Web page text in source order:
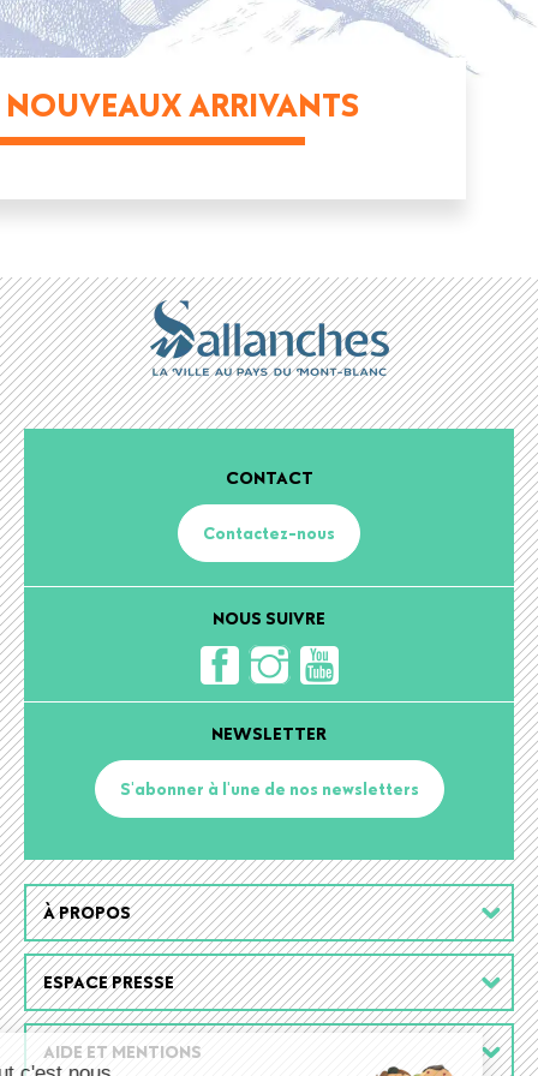
NOUVEAUX ARRIVANTS
CONTACT
Contactez-nous
NOUS SUIVRE
NEWSLETTER
S'abonner à l'une de nos newsletters
Footer
menu
À PROPOS
ESPACE PRESSE
AIDE ET MENTIONS